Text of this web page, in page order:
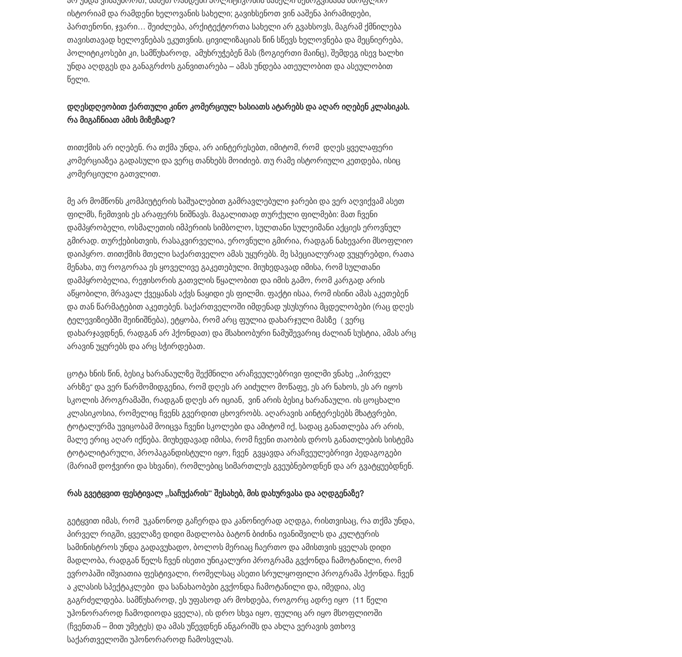
ისტორიამ და რამდენი ხელოვანის სახელი; გავიხსენოთ ვინ ააშენა პირამიდები,
პართენონი, ჯვარი… შეიძლება, არქიტექტორთა სახელი არ გვახსოვს, მაგრამ ქმნილება
თავისთავად ხელოვნებას ეკუთვნის. ცივილიზაციას წინ სწევს ხელოვნება და მეცნიერება,
პოლიტიკოსები კი, სამწუხაროდ, ამუხრუჭებენ მას (ზოგიერთი მაინც), შემდეგ ისევ ხალხი
უნდა აღდგეს და განაგრძოს განვითარება – ამას უნდება ათეულობით და ასეულობით
წელი.
დღესდღეობითქართულიკინოკომერციულ ხასიათსატარებსდააღარიღებენკლასიკას.
რამიგაჩნიათამისმიზეზად?
თითქმის არ იღებენ. რა თქმა უნდა, არ აინტერესებთ, იმიტომ, რომ დღეს ყველაფერი
კომერციაზეა გადასული და ვერც თანხებს მოიძიებ. თუ რამე ისტორიული კეთდება, ისიც
კომერციული გათვლით.
მე არ მომწონს კომპიუტერის საშუალებით გამრავლებული ჯარები და ვერ აღვიქვამ ასეთ
ფილმს, ჩემთვის ეს არაფერს ნიშნავს. მაგალითად თურქული ფილმები: მათ ჩვენი
დამპყრობელი, ოსმალეთის იმპერიის სიმბოლო, სულთანი სულეიმანი აქციეს ეროვნულ
გმირად. თურქებისთვის, რასაკვირველია, ეროვნული გმირია, რადგან ნახევარი მსოფლიო
დაიპყრო. თითქმის მთელი საქართველო ამას უყურებს. მე სპეციალურად ვუყურებდი, რათა
მენახა, თუ როგორაა ეს ყოველივე გაკეთებული. მიუხედავად იმისა, რომ სულთანი
დამპყრობელია, რეჟისორის გათვლის წყალობით და იმის გამო, რომ კარგად არის
აწყობილი, მრავალ ქვეყანას აქვს ნაყიდი ეს ფილმი. ფაქტი ისაა, რომ ისინი ამას აკეთებენ
და თან წარმატებით აკეთებენ. საქართველოში იმდენად უსუსურია მცდელობები (რაც დღეს
ტელევიზიებში შეინიშნება), ეტყობა, რომ არც ფულია დახარჯული მასზე ( ვერც
დახარჯავდნენ, რადგან არ ჰქონდათ) და მსახიობური ნამუშევარიც ძალიან სუსტია, ამას არც
არავინ უყურებს და არც სჭირდებათ.
ცოტა ხნის წინ, ბესიკ ხარანაულზე შექმნილი არაჩვეულებრივი ფილმი ვნახე ,,პირველ
არხზე“ და ვერ წარმომიდგენია, რომ დღეს არ აიძულო მოწაფე, ეს არ ნახოს, ეს არ იყოს
სკოლის პროგრამაში, რადგან დღეს არ იციან, ვინ არის ბესიკ ხარანაული. ის ცოცხალი
კლასიკოსია, რომელიც ჩვენს გვერდით ცხოვრობს. აღარავის აინტერესებს მხატვრები,
ტოტალურმა უვიცობამ მოიცვა ჩვენი სკოლები და ამიტომ იქ, სადაც განათლება არ არის,
მალე ერიც აღარ იქნება. მიუხედავად იმისა, რომ ჩვენი თაობის დროს განათლების სისტემა
ტოტალიტარული, პროპაგანდისტული იყო, ჩვენ გვყავდა არაჩვეულებრივი პედაგოგები
(მარიამ დოჭვირი და სხვანი), რომლებიც სიმართლეს გვეუბნებოდნენ და არ გვატყუებდნენ.
რასგვეტყვითფესტივალ ,,საჩუქარის“ შესახებ,მისდახურვასადააღდგენაზე?
გეტყვით იმას, რომ უკანონოდ გაჩერდა და კანონიერად აღდგა, რისთვისაც, რა თქმა უნდა,
პირველ რიგში, ყველაზე დიდი მადლობა ბატონ ბიძინა ივანიშვილს და კულტურის
სამინისტროს უნდა გადავუხადო, ბოლოს მერიაც ჩაერთო და ამისთვის ყველას დიდი
მადლობა, რადგან წელს ჩვენ ისეთი უნიკალური პროგრამა გვქონდა ჩამოტანილი, რომ
ევროპაში იშვიათია ფესტივალი, რომელსაც ასეთი სრულყოფილი პროგრამა ჰქონდა. ჩვენ
ა კლასის სპექტაკლები და სანახაობები გვქონდა ჩამოტანილი და, იმედია, ასე
გაგრძელდება. სამწუხაროდ, ეს უფასოდ არ მოხდება, როგორც ადრე იყო (11 წელი
უჰონორაროდ ჩამოდიოდა ყველა), ის დრო სხვა იყო, ფულიც არ იყო მსოფლიოში
(ჩვენთან – მით უმეტეს) და ამას უწევდნენ ანგარიშს და ახლა ვერავის ვთხოვ
საქართველოში უჰონორაროდ ჩამოსვლას.